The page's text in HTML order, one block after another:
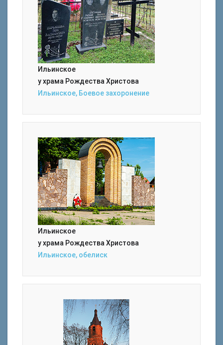
Ильинское
у храма Рождества Христова
Ильинское, Боевое захоронение
Ильинское
у храма Рождества Христова
Ильинское, обелиск